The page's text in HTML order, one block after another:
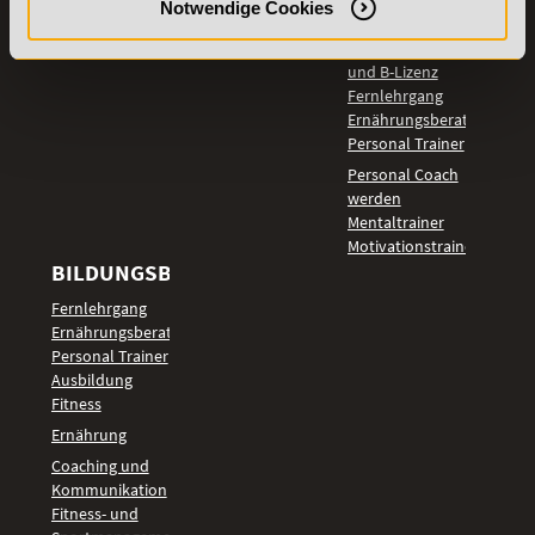
Notwendige Cookies
LEHRGÄNGE
Fitnesstrainer A-
und B-Lizenz
Fernlehrgang
Ernährungsberater
Personal Trainer
Personal Coach
werden
Mentaltrainer
Motivationstrainer
BILDUNGSBEREICHE
Fernlehrgang
Ernährungsberater
Personal Trainer
Ausbildung
Fitness
Ernährung
Coaching und
Kommunikation
Fitness- und